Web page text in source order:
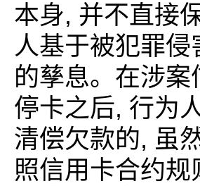
本身, 并不直接
人基于被犯罪侵
的孳息。在涉案
停卡之后, 行为
清偿欠款的, 虽
照信用卡合约规